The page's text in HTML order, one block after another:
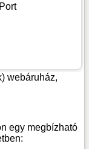
webáruház,
egy megbízható